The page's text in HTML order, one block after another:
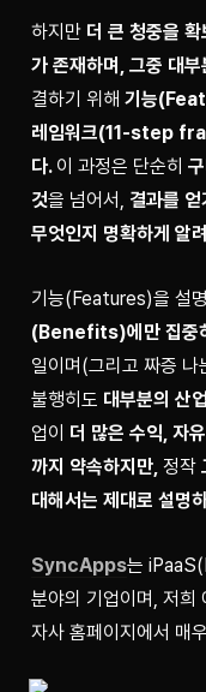
하지만 더 큰 청중을
가 존재하며, 그중 대부
결하기 위해 기능
레임워크(11-step
다. 이 과정은 단순히
것을 넘어서, 결과를
무엇인지 명확하게 알
기능(Features)을 설
(Benefits)에만 집중
일이며(그리고 짜증
불행히도 대부분의 산
업이 더 많은 수익, 자
까지 약속하지만, 정작
대해서는 제대로 설명
SyncApps는
분야의 기업이며, 저희
자사 홈페이지에서 매